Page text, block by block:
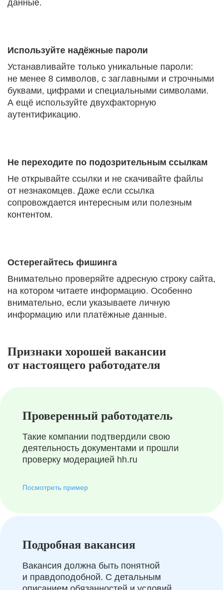
данные.
Используйте надёжные пароли
Устанавливайте только уникальные пароли:
не менее 8 символов, с заглавными и строчными
буквами, цифрами и специальными символами.
А ещё используйте двухфакторную
аутентификацию.
Не переходите по подозрительным ссылкам
Не открывайте ссылки и не скачивайте файлы
от незнакомцев. Даже если ссылка
сопровождается интересным или полезным
контентом.
Остерегайтесь фишинга
Внимательно проверяйте адресную строку сайта,
на котором читаете информацию. Особенно
внимательно, если указываете личную
информацию или платёжные данные.
Признаки хорошей вакансии
от настоящего работодателя
Проверенный работодатель
Такие компании подтвердили свою
деятельность документами и прошли
проверку модерацией hh.ru
Посмотреть пример
Подробная вакансия
Вакансия должна быть понятной
и правдоподобной. С детальным